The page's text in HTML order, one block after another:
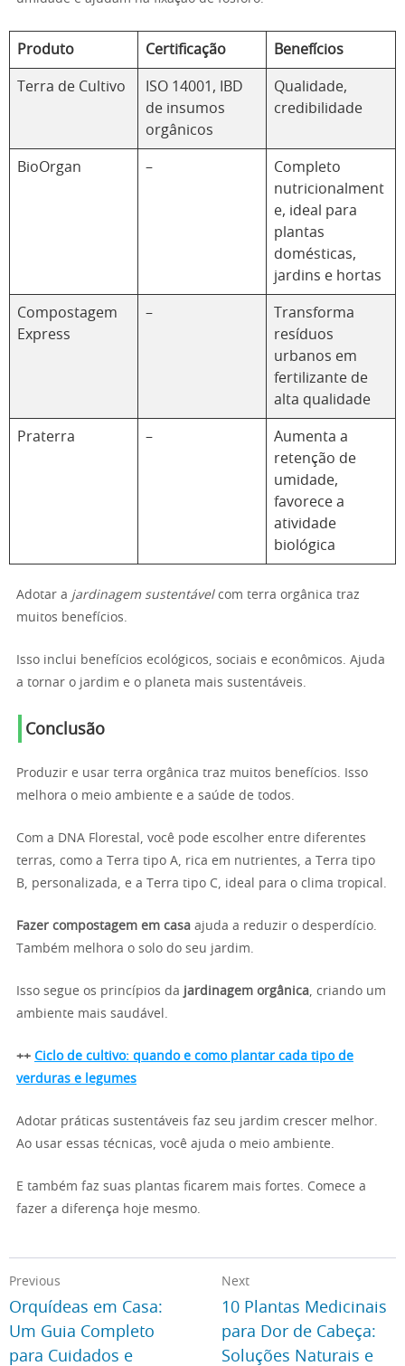
Produto Certificação Benefícios
Terra de Cultivo
ISO 14001, IBD
de insumos
orgânicos
Qualidade,
credibilidade
BioOrgan –
Completo
nutricionalment
e, ideal para
plantas
domésticas,
jardins e hortas
Compostagem
Express
–
Transforma
resíduos
urbanos em
fertilizante de
alta qualidade
Praterra –
Aumenta a
retenção de
umidade,
favorece a
atividade
biológica
Adotar a jardinagem sustentávelcom terra orgânica traz
muitos benefícios.
Isso inclui benefícios ecológicos, sociais e econômicos. Ajuda
a tornar o jardim e o planeta mais sustentáveis.
Conclusão
Produzir e usar terra orgânica traz muitos benefícios. Isso
melhora o meio ambiente e a saúde de todos.
Com a DNA Florestal, você pode escolher entre diferentes
terras, como a Terra tipo A, rica em nutrientes, a Terra tipo
B, personalizada, e a Terra tipo C, ideal para o clima tropical.
Fazer compostagem em casa ajuda a reduzir o desperdício.
Também melhora o solo do seu jardim.
Isso segue os princípios da jardinagem orgânica , criando um
ambiente mais saudável.
++ Ciclo de cultivo: quando e como plantar cada tipo de
verduras e legumes
Adotar práticas sustentáveis faz seu jardim crescer melhor.
Ao usar essas técnicas, você ajuda o meio ambiente.
E também faz suas plantas ficarem mais fortes. Comece a
fazer a diferença hoje mesmo.
Previous
Orquídeas em Casa:
Um Guia Completo
para Cuidados e
Next
10 Plantas Medicinais
para Dor de Cabeça:
Soluções Naturais e